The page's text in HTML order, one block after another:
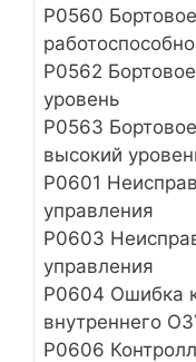
Р0560
Р0562
уровень
Р0563
высокий
Р0601
управления
Р0603
управления
Р0604 Ошибка
внутреннего
Р0606